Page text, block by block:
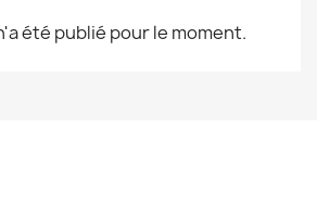
été publié pour le moment.